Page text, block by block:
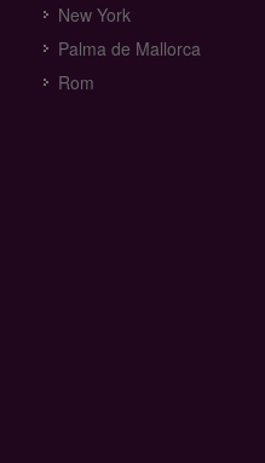
New York
Palma de Mallorca
Rom